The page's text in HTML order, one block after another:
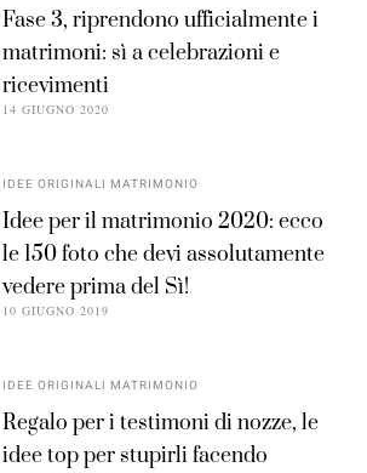
Fase 3, riprendono ufficialmente i
matrimoni: sì a celebrazioni e
ricevimenti
14 GIUGNO 2020
IDEE ORIGINALI MATRIMONIO
Idee per il matrimonio 2020: ecco
le 150 foto che devi assolutamente
vedere prima del Sì!
10 GIUGNO 2019
IDEE ORIGINALI MATRIMONIO
Regalo per i testimoni di nozze, le
idee top per stupirli facendo